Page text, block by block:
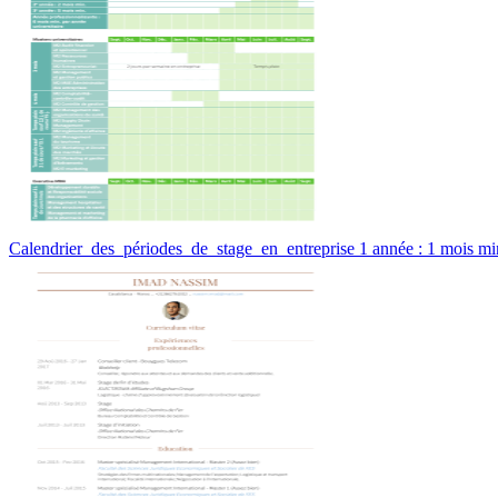
Calendrier des périodes de stage en entreprise 1 année : 1 mois